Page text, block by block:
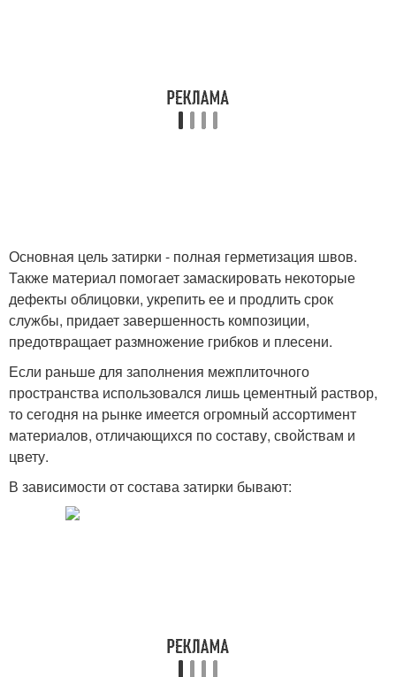
Основная цель затирки - полная герметизация швов.
Также материал помогает замаскировать некоторые
дефекты облицовки, укрепить ее и продлить срок
службы, придает завершенность композиции,
предотвращает размножение грибков и плесени.
Если раньше для заполнения межплиточного
пространства использовался лишь цементный раствор,
то сегодня на рынке имеется огромный ассортимент
материалов, отличающихся по составу, свойствам и
цвету.
В зависимости от состава затирки бывают: